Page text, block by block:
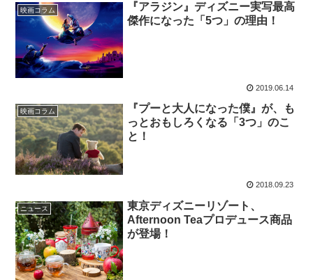
映画コラム
『アラジン』ディズニー実写最高
傑作になった「5つ」の理由！
2019.06.14
映画コラム
『プーと大人になった僕』が、も
っとおもしろくなる「3つ」のこ
と！
2018.09.23
ニュース
東京ディズニーリゾート、
Afternoon Teaプロデュース商品
が登場！